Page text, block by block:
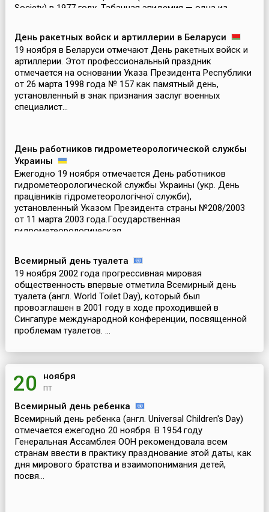
Society) в 1977 году. Табачная эпидемия — одна из...
День ракетных войск и артиллерии в Беларуси
19 ноября в Беларуси отмечают День ракетных войск и
артиллерии. Этот профессиональный праздник
отмечается на основании Указа Президента Республики
от 26 марта 1998 года № 157 как памятный день,
установленный в знак признания заслуг военных
специалист...
День работников гидрометеорологической службы
Украины
Ежегодно 19 ноября отмечается День работников
гидрометеорологической службы Украины (укр. День
працівників гідрометеорологічної служби),
установленный Указом Президента страны №208/2003
от 11 марта 2003 года.Государственная
гидрометеорологическая...
Всемирный день туалета
19 ноября 2002 года прогрессивная мировая
общественность впервые отметила Всемирный день
туалета (англ. World Toilet Day), который был
провозглашен в 2001 году в ходе проходившей в
Сингапуре международной конференции, посвященной
проблемам туалетов. ...
20 ноября
пт
Всемирный день ребенка
Всемирный день ребенка (англ. Universal Children's Day)
отмечается ежегодно 20 ноября. В 1954 году
Генеральная Ассамблея ООН рекомендовала всем
странам ввести в практику празднование этой даты, как
дня мирового братства и взаимопонимания детей,
посвя...